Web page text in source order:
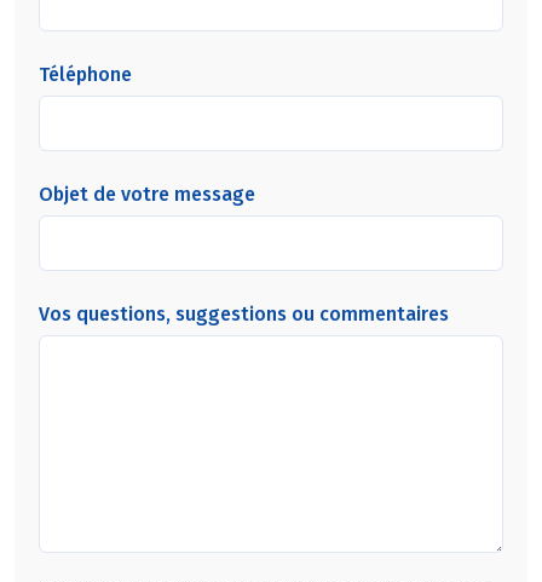
Téléphone
Objet de votre message
Vos questions, suggestions ou commentaires